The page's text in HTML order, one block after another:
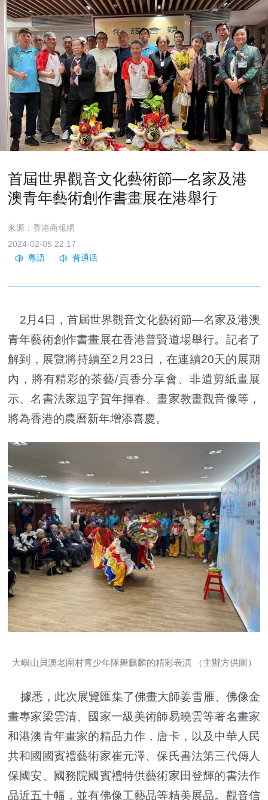
首屆世界觀音文化藝術節—名家及港
澳青年藝術創作書畫展在港舉行
來源：香港商報網
2024-02-05 22:17
2月4日，首屆世界觀音文化藝術節—名家及港澳
青年藝術創作書畫展在香港普賢道場舉行。記者了
解到，展覽將持續至2月23日，在連續20天的展期
內，將有精彩的茶藝/貢香分享會、非遺剪紙畫展
示、名書法家題字賀年揮春、畫家教畫觀音像等，
將為香港的農曆新年增添喜慶。
大嶼山貝澳老圍村青少年隊舞麒麟的精彩表演 （主辦方供圖）
據悉，此次展覽匯集了佛畫大師姜雪雁、佛像金
畫專家梁雲清、國家一級美術師易曉雲等著名畫家
和港澳青年畫家的精品力作，唐卡，以及中華人民
共和國國賓禮藝術家崔元澤、保氏書法第三代傳人
保國安、國務院國賓禮特供藝術家田登輝的書法作
品近五十幅，並有佛像工藝品等精美展品。觀音信